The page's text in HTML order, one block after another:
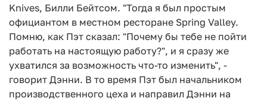
Knives, Билли Бейтсом. "Тогда я был простым
официантом в местном ресторане Spring Valley.
Помню, как Пэт сказал: "Почему бы тебе не пойти
работать на настоящую работу?", и я сразу же
ухватился за возможность что-то изменить", -
говорит Дэнни. В то время Пэт был начальником
производственного цеха и направил Дэнни на